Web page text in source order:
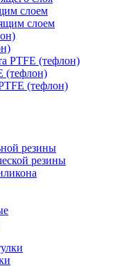
слоем
слоем
PTFE (тефлон)
(тефлон)
(тефлон)
резины
резины